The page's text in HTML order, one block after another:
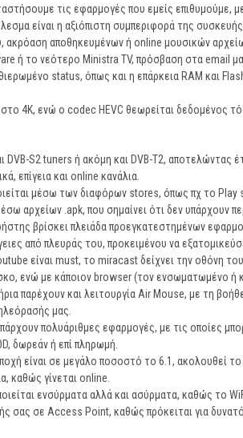
τις εφαρμογές που εμείς επιθυμούμε,
είναι η αξιόπιστη συμπεριφορά της
ακρόαση αποθηκευμένων ή online μουσικών
ή το νεότερο Ministra TV, πρόσβαση στα email
status, όπως και η επάρκεια RAM και
4Κ, ενώ ο codec HEVC θεωρείται δεδομένος
DVB-S2 tuners ή ακόμη και DVB-T2, αποτελώντας
επίγεια και online κανάλια.
μέσω των διαφόρων stores, όπως πχ το Play
αρχείων .apk, που σημαίνει ότι δεν υπάρχουν
βρίσκει πλειάδα προεγκατεστημένων
από πλευράς του, προκειμένου να
είναι must, το miracast δείχνει την οθόνη
ενώ με κάποιον browser (τον ενσωματωμένο ή
παρέχουν και λειτουργία Air Mouse, με τη
μας.
πολυάριθμες εφαρμογές, με τις οποίες
δωρεάν ή επί πληρωμή.
είναι σε μεγάλο ποσοστό το 6.1, ακολουθεί
καθώς γίνεται online.
ενσύρματα αλλά και ασύρματα, καθώς το
σας σε Access Point, καθώς πρόκειται για